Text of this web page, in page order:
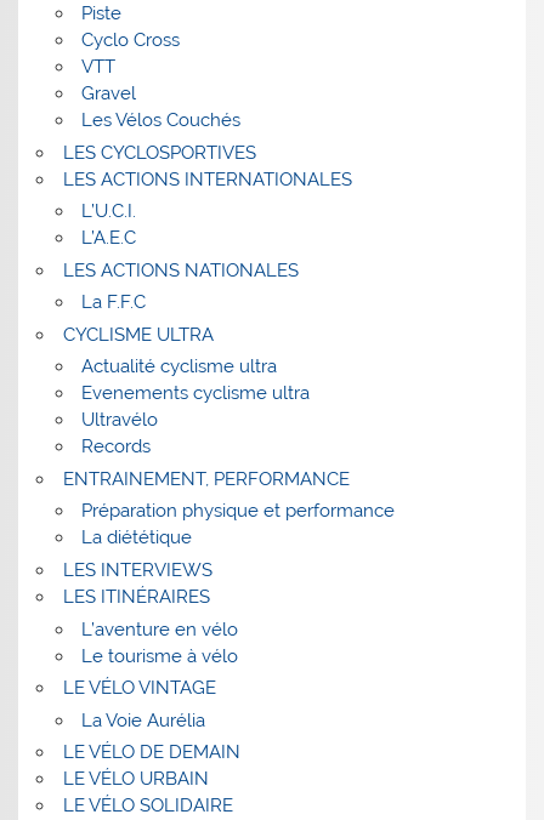
Piste
Cyclo Cross
VTT
Gravel
Les Vélos Couchés
LES CYCLOSPORTIVES
LES ACTIONS INTERNATIONALES
L’U.C.I.
L’A.E.C
LES ACTIONS NATIONALES
La F.F.C
CYCLISME ULTRA
Actualité cyclisme ultra
Evenements cyclisme ultra
Ultravélo
Records
ENTRAINEMENT, PERFORMANCE
Préparation physique et performance
La diététique
LES INTERVIEWS
LES ITINÉRAIRES
L’aventure en vélo
Le tourisme à vélo
LE VÉLO VINTAGE
La Voie Aurélia
LE VÉLO DE DEMAIN
LE VÉLO URBAIN
LE VÉLO SOLIDAIRE